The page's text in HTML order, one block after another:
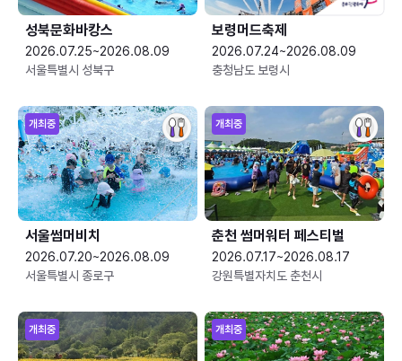
성북문화바캉스
2026.07.25~2026.08.09
서울특별시 성북구
보령머드축제
2026.07.24~2026.08.09
충청남도 보령시
개최중
서울썸머비치
2026.07.20~2026.08.09
서울특별시 종로구
개최중
춘천 썸머워터 페스티벌
2026.07.17~2026.08.17
강원특별자치도 춘천시
개최중 개최중